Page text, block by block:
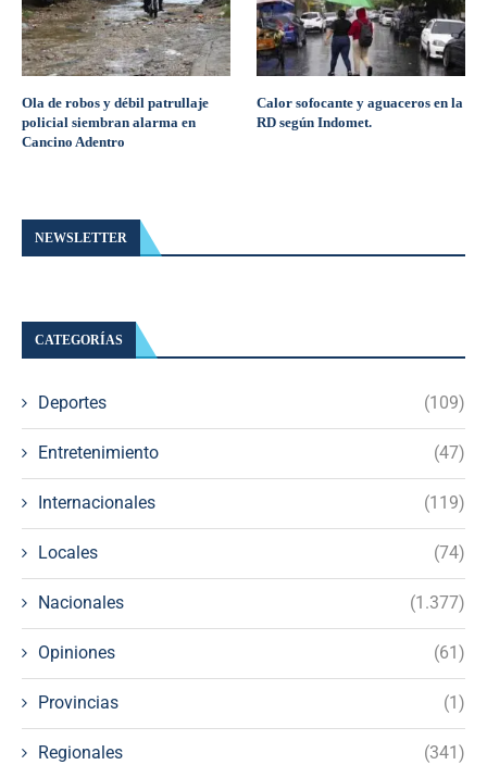
Ola de robos y débil patrullaje
policial siembran alarma en
Cancino Adentro
Calor sofocante y aguaceros en la
RD según Indomet.
NEWSLETTER
CATEGORÍAS
Deportes (109)
Entretenimiento (47)
Internacionales (119)
Locales (74)
Nacionales (1.377)
Opiniones (61)
Provincias (1)
Regionales (341)